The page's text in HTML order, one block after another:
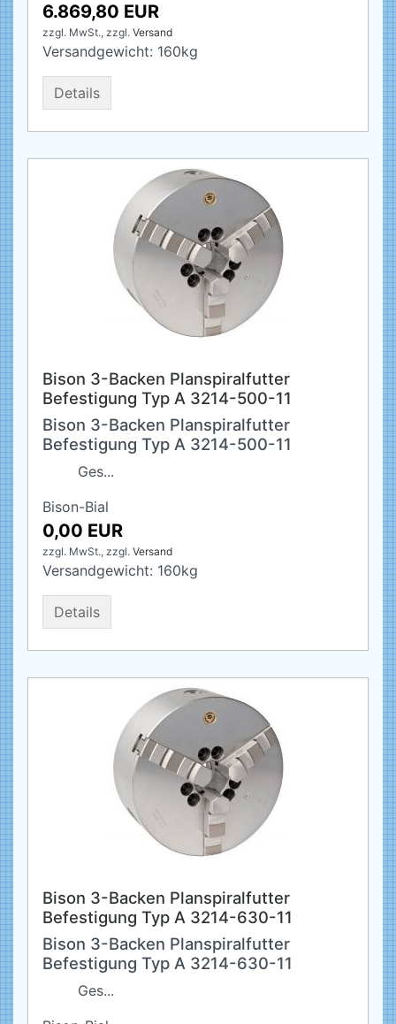
6.869,80 EUR
zzgl. MwSt., zzgl. Versand
Versandgewicht: 160kg
Details
Bison 3-Backen Planspiralfutter
Befestigung Typ A 3214-500-11
Bison 3-Backen Planspiralfutter
Befestigung Typ A 3214-500-11
Ges...
Bison-Bial
0,00 EUR
zzgl. MwSt., zzgl. Versand
Versandgewicht: 160kg
Details
Bison 3-Backen Planspiralfutter
Befestigung Typ A 3214-630-11
Bison 3-Backen Planspiralfutter
Befestigung Typ A 3214-630-11
Ges...